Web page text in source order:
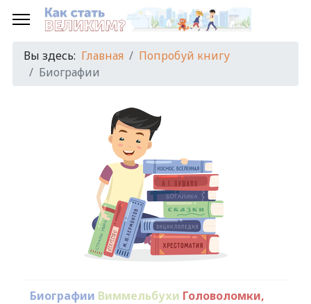
Вы здесь: Главная
Попробуй книгу
Биографии
Биографии Виммельбухи Головоломки,